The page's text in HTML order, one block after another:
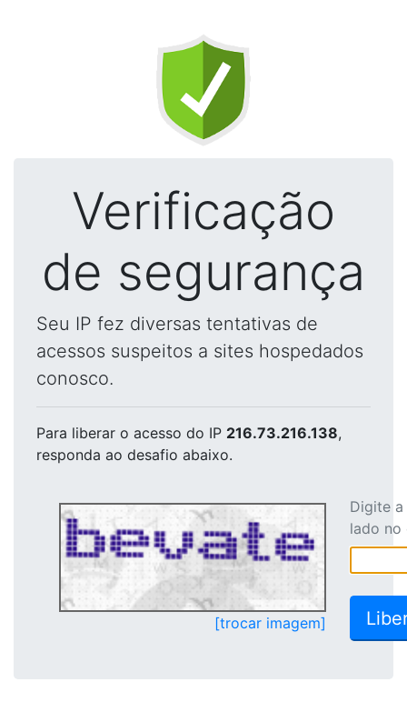
Verificação
de segurança
Seu IP fez diversas tentativas de
acessos suspeitos a sites hospedados
conosco.
Para liberar o acesso do IP 216.73.216.138,
responda ao desafio abaixo.
[trocar imagem]
Digite
lado no